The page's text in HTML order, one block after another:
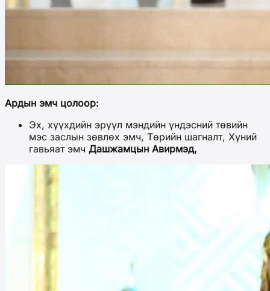
Ардын эмч цолоор:
Эх, хүүхдийн эрүүл мэндийн үндэсний төвийн
мэс заслын зөвлөх эмч, Төрийн шагналт, Хүний
гавьяат эмч Дашжамцын Авирмэд,